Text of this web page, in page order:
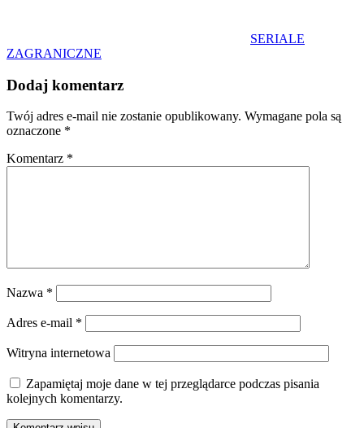
SERIALE
ZAGRANICZNE
Dodaj komentarz
Twój adres e-mail nie zostanie opublikowany. Wymagane pola są
oznaczone *
Komentarz *
Nazwa *
Adres e-mail *
Witryna internetowa
Zapamiętaj moje dane w tej przeglądarce podczas pisania
kolejnych komentarzy.